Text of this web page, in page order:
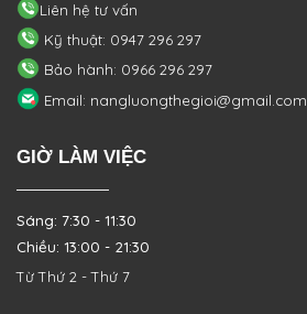
Liên hệ tư vấn
Kỹ thuật: 0947 296 297
Bảo hành: 0966 296 297
Email: nangluongthegioi@gmail.com
GIỜ LÀM VIỆC
Sáng: 7:30 - 11:30
Chiều: 13:00 - 21:30
Từ Thứ 2 - Thứ 7